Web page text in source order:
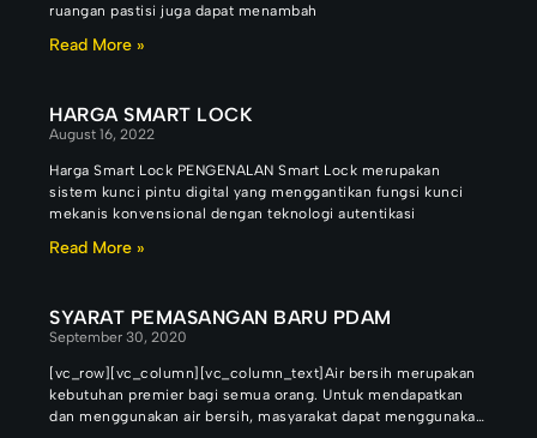
ruangan pastisi juga dapat menambah
Read More »
HARGA SMART LOCK
August 16, 2022
Harga Smart Lock PENGENALAN Smart Lock merupakan
sistem kunci pintu digital yang menggantikan fungsi kunci
mekanis konvensional dengan teknologi autentikasi
Read More »
SYARAT PEMASANGAN BARU PDAM
September 30, 2020
[vc_row][vc_column][vc_column_text]Air bersih merupakan
kebutuhan premier bagi semua orang. Untuk mendapatkan
dan menggunakan air bersih, masyarakat dapat menggunakan